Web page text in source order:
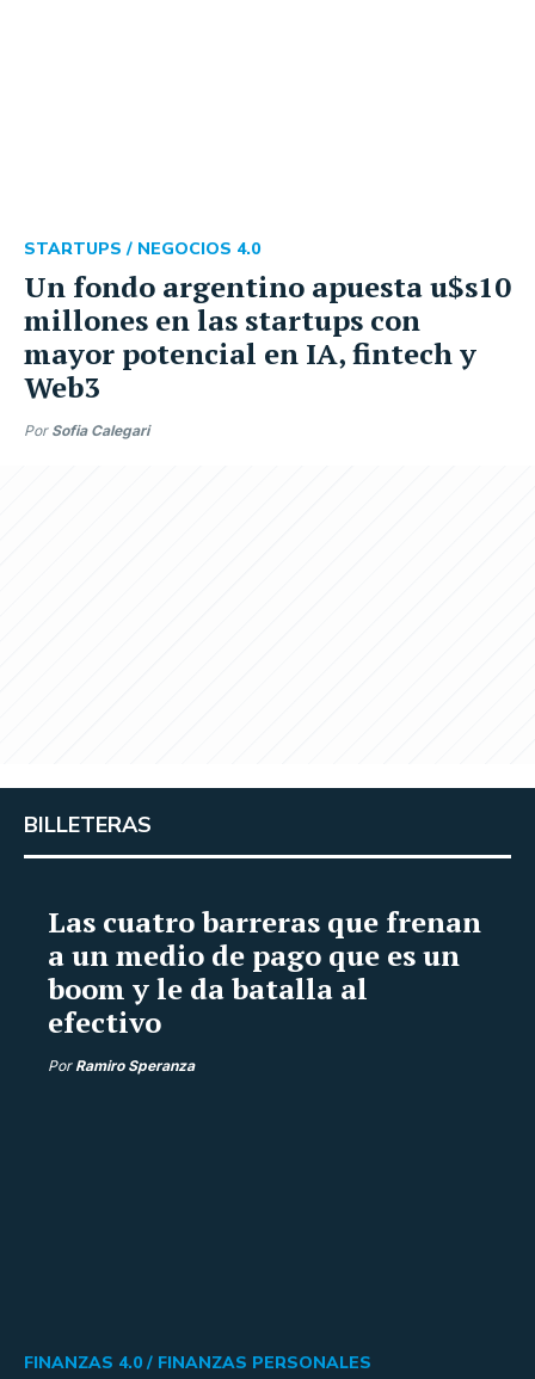
Un fondo argentino apuesta u$s10
millones en las startups con
mayor potencial en IA, fintech y
Web3
STARTUPS / NEGOCIOS 4.0
Por Sofia Calegari
BILLETERAS
Las cuatro barreras que frenan
a un medio de pago que es un
boom y le da batalla al
efectivo
Por Ramiro Speranza
FINANZAS 4.0 / FINANZAS PERSONALES